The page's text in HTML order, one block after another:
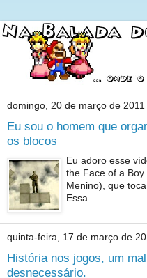
domingo, 20 de março de 2011
Eu sou o homem que
os blocos
Eu adoro esse
the Face of a
Menino), que
Essa ...
quinta-feira, 17 de março de
História nos jogos, um mal
desnecessário.